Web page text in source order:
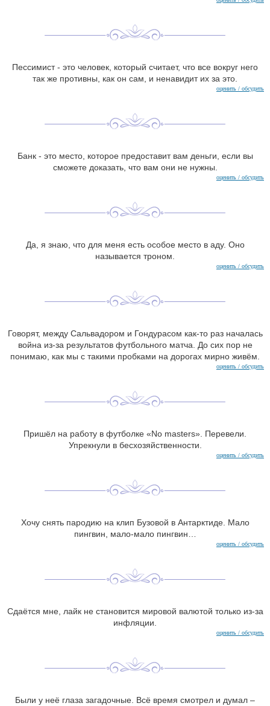
Пессимист - это человек, который считает, что все вокруг него
так же противны, как он сам, и ненавидит их за это.
оценить / обсудить
Банк - это место, которое предоставит вам деньги, если вы
сможете доказать, что вам они не нужны.
оценить / обсудить
Да, я знаю, что для меня есть особое место в аду. Оно
называется троном.
оценить / обсудить
Говорят, между Сальвадором и Гондурасом как-то раз началась
война из-за результатов футбольного матча. До сих пор не
понимаю, как мы с такими пробками на дорогах мирно живём.
оценить / обсудить
Пришёл на работу в футболке «No masters». Перевели.
Упрекнули в бесхозяйственности.
оценить / обсудить
Хочу снять пародию на клип Бузовой в Антарктиде. Мало
пингвин, мало-мало пингвин…
оценить / обсудить
Сдаётся мне, лайк не становится мировой валютой только из-за
инфляции.
оценить / обсудить
Были у неё глаза загадочные. Всё время смотрел и думал –